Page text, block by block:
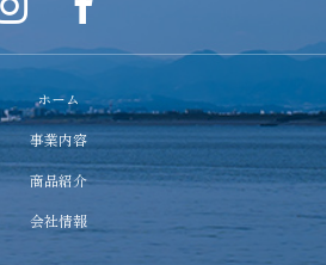
ホーム
事業内容
商品紹介
会社情報